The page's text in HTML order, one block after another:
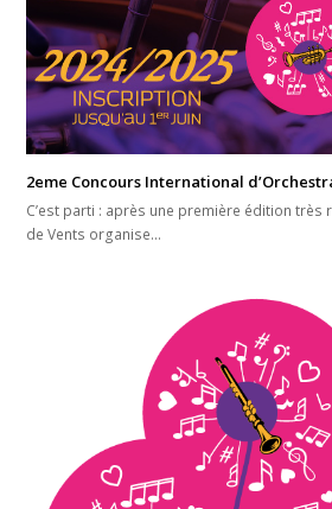
2eme Concours International
C’est parti : après une première édition très
de Vents organise…